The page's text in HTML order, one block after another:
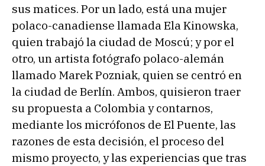
sus matices. Por un lado, está una mujer
polaco-canadiense llamada Ela Kinowska,
quien trabajó la ciudad de Moscú; y por el
otro, un artista fotógrafo polaco-alemán
llamado Marek Pozniak, quien se centró en
la ciudad de Berlín. Ambos, quisieron traer
su propuesta a Colombia y contarnos,
mediante los micrófonos de El Puente, las
razones de esta decisión, el proceso del
mismo proyecto, y las experiencias que tras